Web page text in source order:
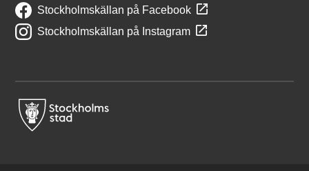
Stockholmskällan på Facebook
Stockholmskällan på Instagram